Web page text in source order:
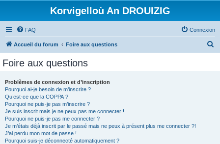
Korvigelloù An DROUIZIG
FAQ Connexion
Accueil du forum Foire aux questions
Foire aux questions
Problèmes de connexion et d’inscription
Pourquoi ai-je besoin de m’inscrire ?
Qu’est-ce que la COPPA ?
Pourquoi ne puis-je pas m’inscrire ?
Je suis inscrit mais je ne peux pas me connecter !
Pourquoi ne puis-je pas me connecter ?
Je m’étais déjà inscrit par le passé mais ne peux à présent plus me connecter ?!
J’ai perdu mon mot de passe !
Pourquoi suis-je déconnecté automatiquement ?